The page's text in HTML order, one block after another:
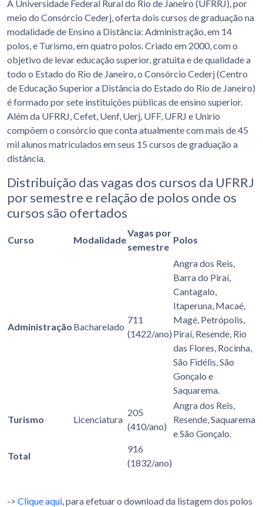
A Universidade Federal Rural do Rio de Janeiro (UFRRJ), por
meio do Consórcio Cederj, oferta dois cursos de graduação na
modalidade de Ensino a Distância: Administração, em 14
polos, e Turismo, em quatro polos. Criado em 2000, com o
objetivo de levar educação superior, gratuita e de qualidade a
todo o Estado do Rio de Janeiro, o Consórcio Cederj (Centro
de Educação Superior a Distância do Estado do Rio de Janeiro)
é formado por sete instituições públicas de ensino superior.
Além da UFRRJ, Cefet, Uenf, Uerj, UFF, UFRJ e Unirio
compõem o consórcio que conta atualmente com mais de 45
mil alunos matriculados em seus 15 cursos de graduação a
distância.
Distribuição das vagas dos cursos da UFRRJ
por semestre e relação de polos onde os
cursos são ofertados
Curso Modalidade
Vagas por
semestre
Polos
Administração Bacharelado
711
(1422/ano)
Angra dos Reis,
Barra do Piraí,
Cantagalo,
Itaperuna, Macaé,
Magé, Petrópolis,
Piraí, Resende, Rio
das Flores, Rocinha,
São Fidélis, São
Gonçalo e
Saquarema.
Turismo Licenciatura
205
(410/ano)
Angra dos Reis,
Resende, Saquarema
e São Gonçalo.
Total
916
(1832/ano)
-> Clique aqui , para efetuar o download da listagem dos polos